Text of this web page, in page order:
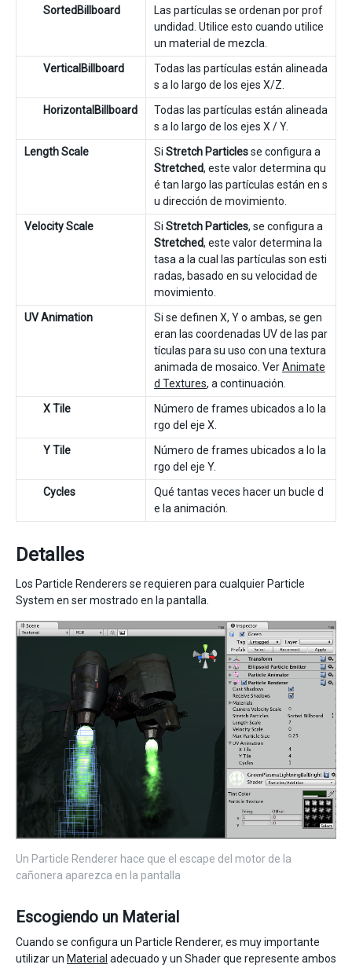
SortedBillboard
Las partículas se ordenan por prof
undidad. Utilice esto cuando utilice
un material de mezcla.
VerticalBillboard
Todas las partículas están alineada
s a lo largo de los ejes X/Z.
HorizontalBillboard
Todas las partículas están alineada
s a lo largo de los ejes X / Y.
Length Scale
Si Stretch Particlesse configura a
Stretched, este valor determina qu
é tan largo las partículas están en s
u dirección de movimiento.
Velocity Scale
Si Stretch Particles, se configura a
Stretched, este valor determina la
tasa a la cual las partículas son esti
radas, basado en su velocidad de
movimiento.
UV Animation
Si se definen X, Y o ambas, se gen
eran las coordenadas UV de las par
tículas para su uso con una textura
animada de mosaico. VerAnimate
d Textures, a continuación.
X Tile
Número de frames ubicados a lo la
rgo del eje X.
Y Tile
Número de frames ubicados a lo la
rgo del eje Y.
Cycles
Qué tantas veces hacer un bucle d
e la animación.
Detalles
Los Particle Renderers se requieren para cualquier Particle
System en ser mostrado en la pantalla.
Un Particle Renderer hace que el escape del motor de la
cañonera aparezca en la pantalla
Escogiendo un Material
Cuando se configura un Particle Renderer, es muy importante
utilizar un Material adecuado y un Shader que represente ambos